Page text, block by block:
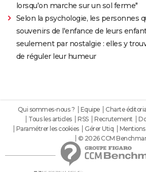
lorsqu'on marche sur un sol ferme"
Selon la psychologie, les personnes
souvenirs de l'enfance de leurs
seulement par nostalgie : elles y
de réguler leur humeur
Qui sommes-nous ? Equipe Charte
Tous les articles
RSS Recrutement
Paramétrer les cookies
Gérer Utiq
© 2026 CCM